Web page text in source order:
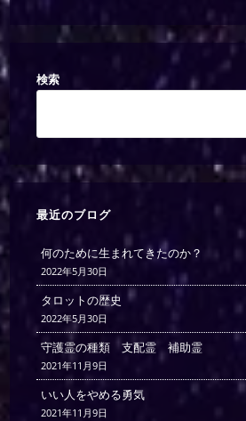
検索
最近のブログ
何のために生まれてきたのか？
2022年5月30日
タロットの歴史
2022年5月30日
守護霊の種類 支配霊 補助霊
2021年11月9日
いい人をやめる勇気
2021年11月9日